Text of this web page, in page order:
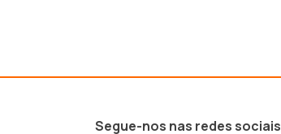
Segue-nos nas redes sociais